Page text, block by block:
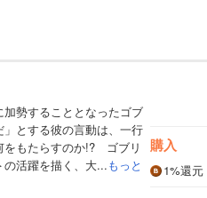
勢することとなったゴブ
とする彼の言動は、一行
もたらすのか!? ゴブリ
活躍を描く、大...もっと
購入
1%還元